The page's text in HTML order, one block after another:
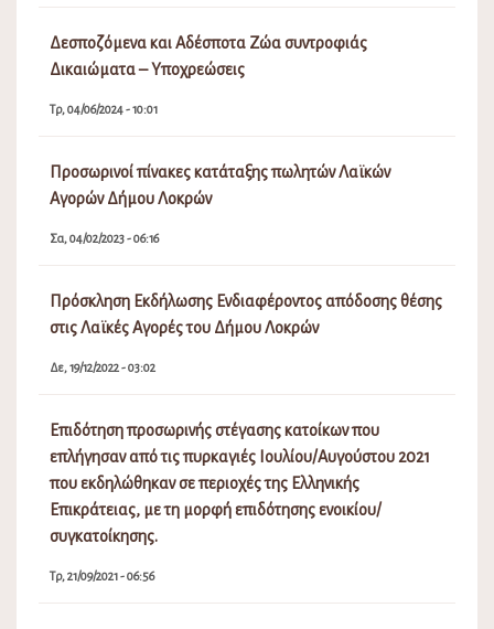
Δεσποζόμενα και Αδέσποτα Ζώα συντροφιάς
Δικαιώματα – Υποχρεώσεις
Τρ, 04/06/2024 - 10:01
Προσωρινοί πίνακες κατάταξης πωλητών Λαϊκών
Αγορών Δήμου Λοκρών
Σα, 04/02/2023 - 06:16
Πρόσκληση Εκδήλωσης Ενδιαφέροντος απόδοσης θέσης
στις Λαϊκές Αγορές του Δήμου Λοκρών
Δε, 19/12/2022 - 03:02
Επιδότηση προσωρινής στέγασης κατοίκων που
επλήγησαν από τις πυρκαγιές Ιουλίου/Αυγούστου 2021
που εκδηλώθηκαν σε περιοχές της Ελληνικής
Επικράτειας, με τη μορφή επιδότησης ενοικίου/
συγκατοίκησης.
Τρ, 21/09/2021 - 06:56